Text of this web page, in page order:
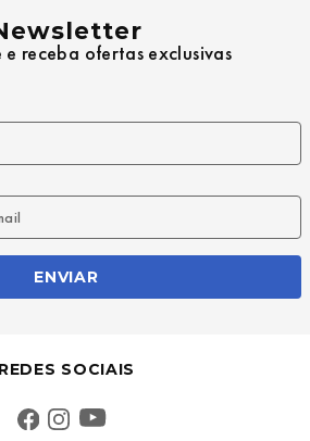
e receba ofertas exclusivas
ENVIAR
REDES SOCIAIS